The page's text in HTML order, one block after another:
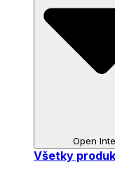
Open
Všetky